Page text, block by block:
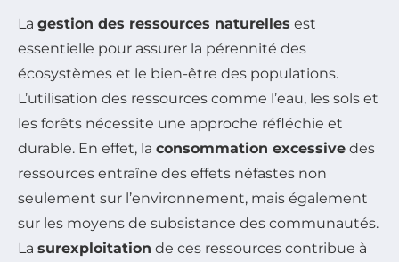
La gestion des ressources naturelles est
essentielle pour assurer la pérennité des
écosystèmes et le bien-être des populations.
L’utilisation des ressources comme l’eau, les sols et
les forêts nécessite une approche réfléchie et
durable. En effet, la consommation excessive des
ressources entraîne des effets néfastes non
seulement sur l’environnement, mais également
sur les moyens de subsistance des communautés.
La surexploitation de ces ressources contribue à